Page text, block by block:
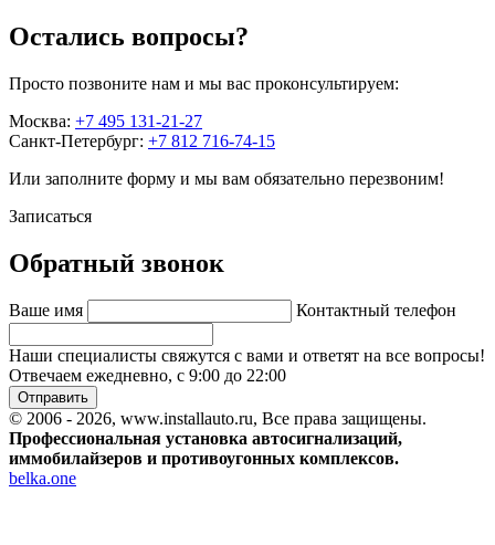
Остались вопросы?
Просто позвоните нам и мы вас проконсультируем:
Москва: +7 495 131-21-27
Санкт-Петербург: +7 812 716-74-15
Или заполните форму и мы вам обязательно перезвоним!
Записаться
Обратный звонок
Ваше имя Контактный телефон
Наши специалисты свяжутся с вами и ответят на все вопросы!
Отвечаем ежедневно, с 9:00 до 22:00
Отправить
© 2006 - 2026, www.installauto.ru, Все права защищены.
Профессиональная установка автосигнализаций,
иммобилайзеров и противоугонных комплексов.
belka.one